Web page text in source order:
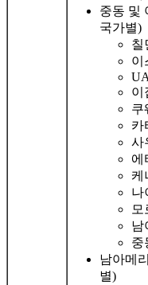
중동 및
국가별)
칠
이
이
쿠
카
사
에
케
나
모
남
중
남아메
별)